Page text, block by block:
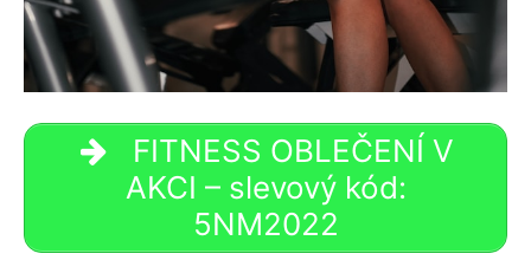
FITNESS OBLEČENÍ V
AKCI – slevový kód:
5NM2022